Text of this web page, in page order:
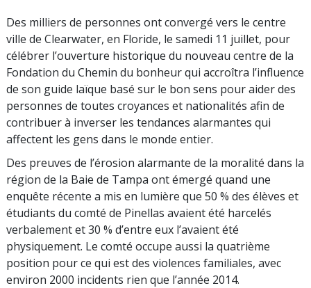
Des milliers de personnes ont convergé vers le centre
ville de Clearwater, en Floride, le samedi 11 juillet, pour
célébrer l’ouverture historique du nouveau centre de la
Fondation du Chemin du bonheur qui accroîtra l’influence
de son guide laïque basé sur le bon sens pour aider des
personnes de toutes croyances et nationalités afin de
contribuer à inverser les tendances alarmantes qui
affectent les gens dans le monde entier.
Des preuves de l’érosion alarmante de la moralité dans la
région de la Baie de Tampa ont émergé quand une
enquête récente a mis en lumière que 50 % des élèves et
étudiants du comté de Pinellas avaient été harcelés
verbalement et 30 % d’entre eux l’avaient été
physiquement. Le comté occupe aussi la quatrième
position pour ce qui est des violences familiales, avec
environ 2000 incidents rien que l’année 2014.